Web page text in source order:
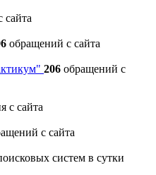
сайта
обращений с сайта
206 обращений с
с сайта
с сайта
систем в сутки